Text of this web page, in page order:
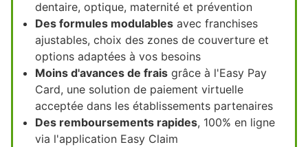
dentaire, optique, maternité et prévention
Des formules modulables avec franchises
ajustables, choix des zones de couverture et
options adaptées à vos besoins
Moins d'avances de frais grâce à l'Easy Pay
Card, une solution de paiement virtuelle
acceptée dans les établissements partenaires
Des remboursements rapides, 100% en ligne
via l'application Easy Claim